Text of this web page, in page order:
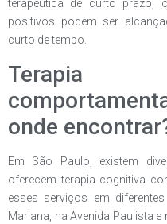
terapêutica de curto prazo,
positivos podem ser
curto de tempo.
onde
Em São Paulo, existem
oferecem terapia cognitiva
esses serviços em
Mariana, na Avenida Paulista